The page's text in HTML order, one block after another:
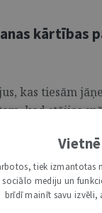
kārtības
kas tiesām
kad stājies
kārtība ar
tiek izmantotas
sociālo mediju un
brīdī mainīt savu izvēli,